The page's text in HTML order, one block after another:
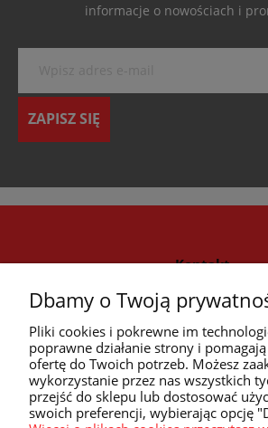
informacje o nowościach i
ZAPISZ SIĘ
Strefa klienta
Przyczółek
Przydatne linki
Kontakt
Dbamy o Twoją
Pliki cookies i pokrewne im
poprawne działanie strony i
ofertę do Twoich potrzeb. Możesz
wykorzystanie przez nas wszystkich
przejść do sklepu lub dostosować
swoich preferencji, wybierając opcję